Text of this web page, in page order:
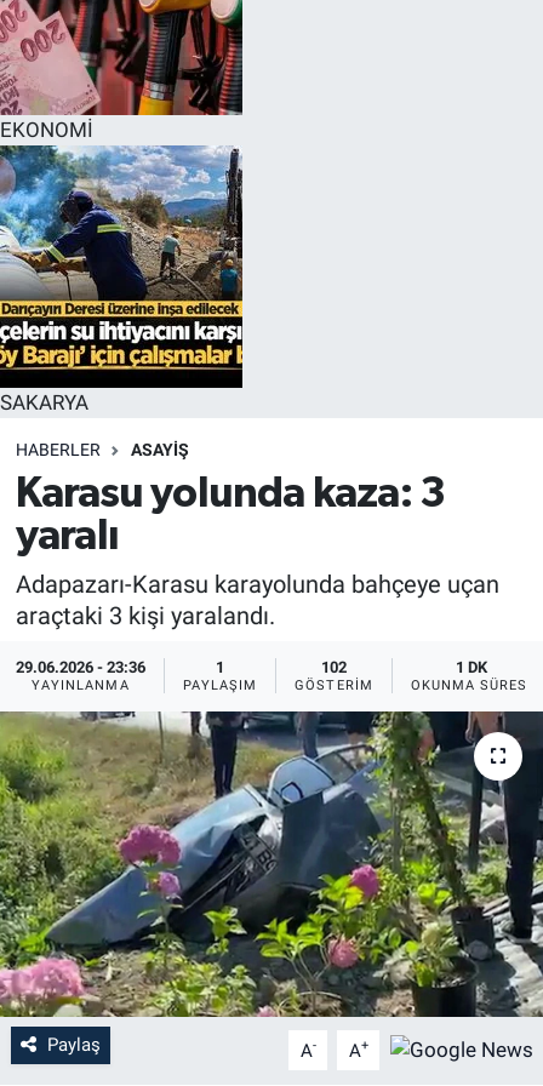
EKONOMİ
SAKARYA
HABERLER ASAYİŞ
Karasu yolunda kaza: 3
yaralı
Adapazarı-Karasu karayolunda bahçeye uçan
araçtaki 3 kişi yaralandı.
29.06.2026 - 23:36
YAYINLANMA
1
PAYLAŞIM
102
GÖSTERIM
1 DK
OKUNMA SÜRESI
Paylaş A- A+
EĞİTİM
MAGAZİN
ÖZEL HABER
HALK54 PANORAMA